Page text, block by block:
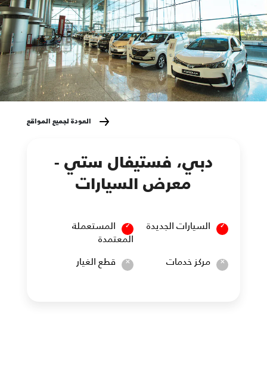
دبي، فستيفال ستي -
معرض السيارات
العودة لجميع المواقع
السيارات الجديدة
المستعملة
المعتمدة
مركز خدمات
قطع الغيار